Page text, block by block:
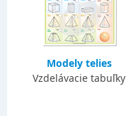
Modely telies
Vzdelávacie tabuľky